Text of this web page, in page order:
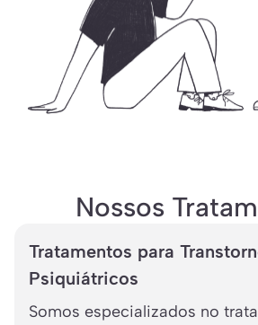
Nossos
Tratamentos para
Psiquiátricos
Somos especializados no